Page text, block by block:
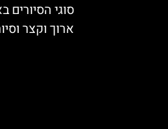
סוגי הסיורים
ארוך וקצר